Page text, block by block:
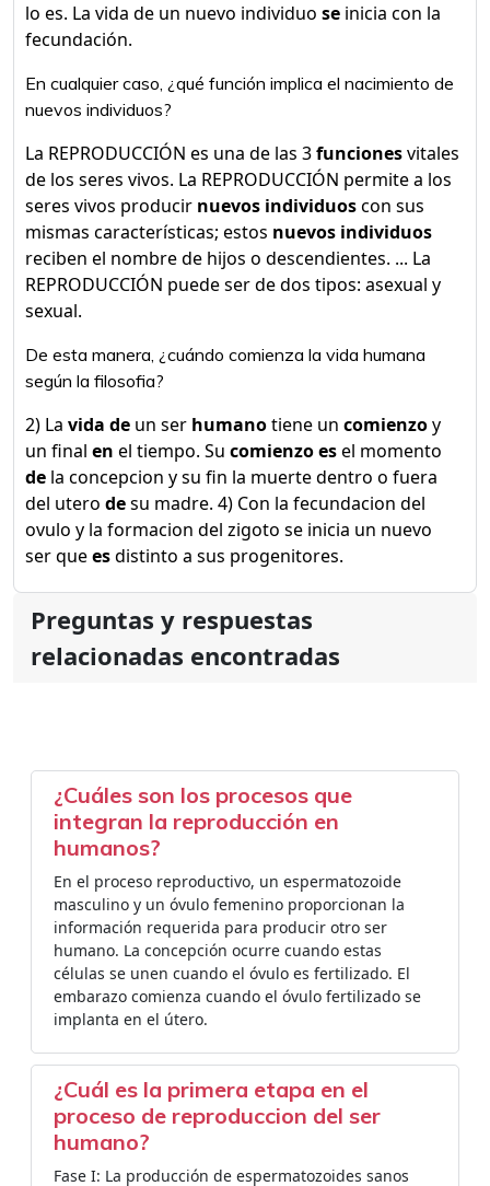
lo es. La vida de un nuevo individuo se inicia con la
fecundación.
En cualquier caso, ¿qué función implica el nacimiento de
nuevos individuos?
La REPRODUCCIÓN es una de las 3funcionesvitales
de los seres vivos. La REPRODUCCIÓN permite a los
seres vivos producir nuevos individuoscon sus
mismas características; estos nuevos individuos
reciben el nombre de hijos o descendientes. ... La
REPRODUCCIÓN puede ser de dos tipos: asexual y
sexual.
De esta manera, ¿cuándo comienza la vida humana
según la filosofia?
2) La vida de un ser humanotiene un comienzoy
un final en el tiempo. Su comienzo esel momento
de la concepcion y su fin la muerte dentro o fuera
del utero desu madre. 4) Con la fecundacion del
ovulo y la formacion del zigoto se inicia un nuevo
ser queesdistinto a sus progenitores.
Preguntas y respuestas
relacionadas encontradas
¿Cuáles son los procesos que
integran la reproducción en
humanos?
En el proceso reproductivo, un espermatozoide
masculino y un óvulo femenino proporcionan la
información requerida para producir otro ser
humano. La concepción ocurre cuando estas
células se unen cuando el óvulo es fertilizado. El
embarazo comienza cuando el óvulo fertilizado se
implanta en el útero.
¿Cuál es la primera etapa en el
proceso de reproduccion del ser
humano?
Fase I: La producción de espermatozoides sanos